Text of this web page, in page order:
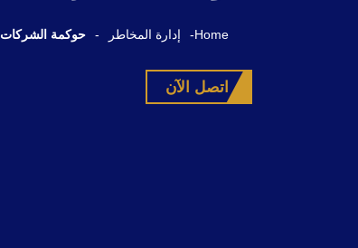
Home
- إدارة المخاطر - حوكمة الشركات
اتصل الآن